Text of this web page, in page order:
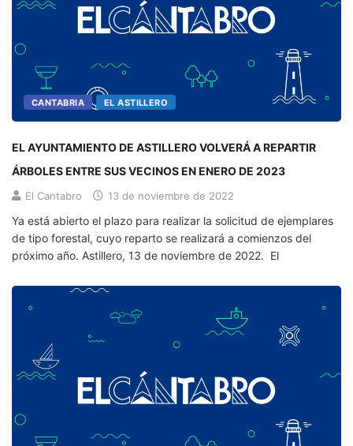
CANTABRIA EL ASTILLERO
EL AYUNTAMIENTO DE ASTILLERO VOLVERÁ A REPARTIR
ÁRBOLES ENTRE SUS VECINOS EN ENERO DE 2023
El Cantabro 13 de noviembre de 2022
Ya está abierto el plazo para realizar la solicitud de ejemplares
de tipo forestal, cuyo reparto se realizará a comienzos del
próximo año. Astillero, 13 de noviembre de 2022. El